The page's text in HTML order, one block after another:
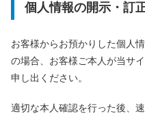
個人情報の開示・訂
お客様からお預かりした個人
の場合、お客様ご本人が当サ
申し出ください。
適切な本人確認を行った後、